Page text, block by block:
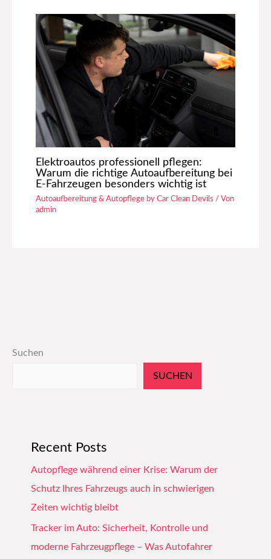
Elektroautos professionell pflegen:
Warum die richtige Autoaufbereitung bei
E-Fahrzeugen besonders wichtig ist
Autoaufbereitung & Autopflege by Car Clean Devils / Von
admin
Suchen
SUCHEN
Recent Posts
Autopflege während einer Krise: Warum der
Schutz Ihres Fahrzeugs auch in schwierigen
Zeiten wichtig bleibt
Tracker im Auto: Sicherheit, Kontrolle und
moderne Fahrzeugpflege – Was Autofahrer